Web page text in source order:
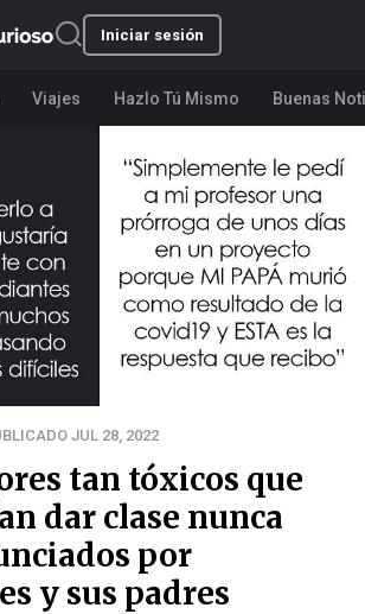
Iniciar sesión
Viajes Hazlo Tú Mismo Buenas
JUL 28, 2022
tan tóxicos que
dar clase nunca
por
y sus padres